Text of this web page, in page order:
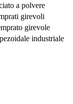
a polvere
girevoli
girevole
industriale